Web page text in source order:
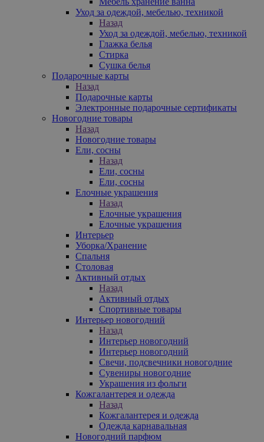
Уход за одеждой, мебелью, техникой
Назад
Уход за одеждой, мебелью, техникой
Глажка белья
Стирка
Сушка белья
Подарочные карты
Назад
Подарочные карты
Электронные подарочные сертификаты
Новогодние товары
Назад
Новогодние товары
Ели, сосны
Назад
Ели, сосны
Ели, сосны
Елочные украшения
Назад
Елочные украшения
Елочные украшения
Интерьер
Уборка/Хранение
Спальня
Столовая
Активный отдых
Назад
Активный отдых
Спортивные товары
Интерьер новогодний
Назад
Интерьер новогодний
Интерьер новогодний
Свечи, подсвечники новогодние
Сувениры новогодние
Украшения из фольги
Кожгалантерея и одежда
Назад
Кожгалантерея и одежда
Одежда карнавальная
Новогодний парфюм